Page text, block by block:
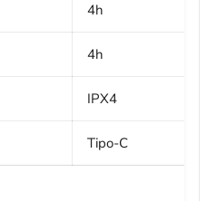
4h
4h
IPX4
Tipo-C